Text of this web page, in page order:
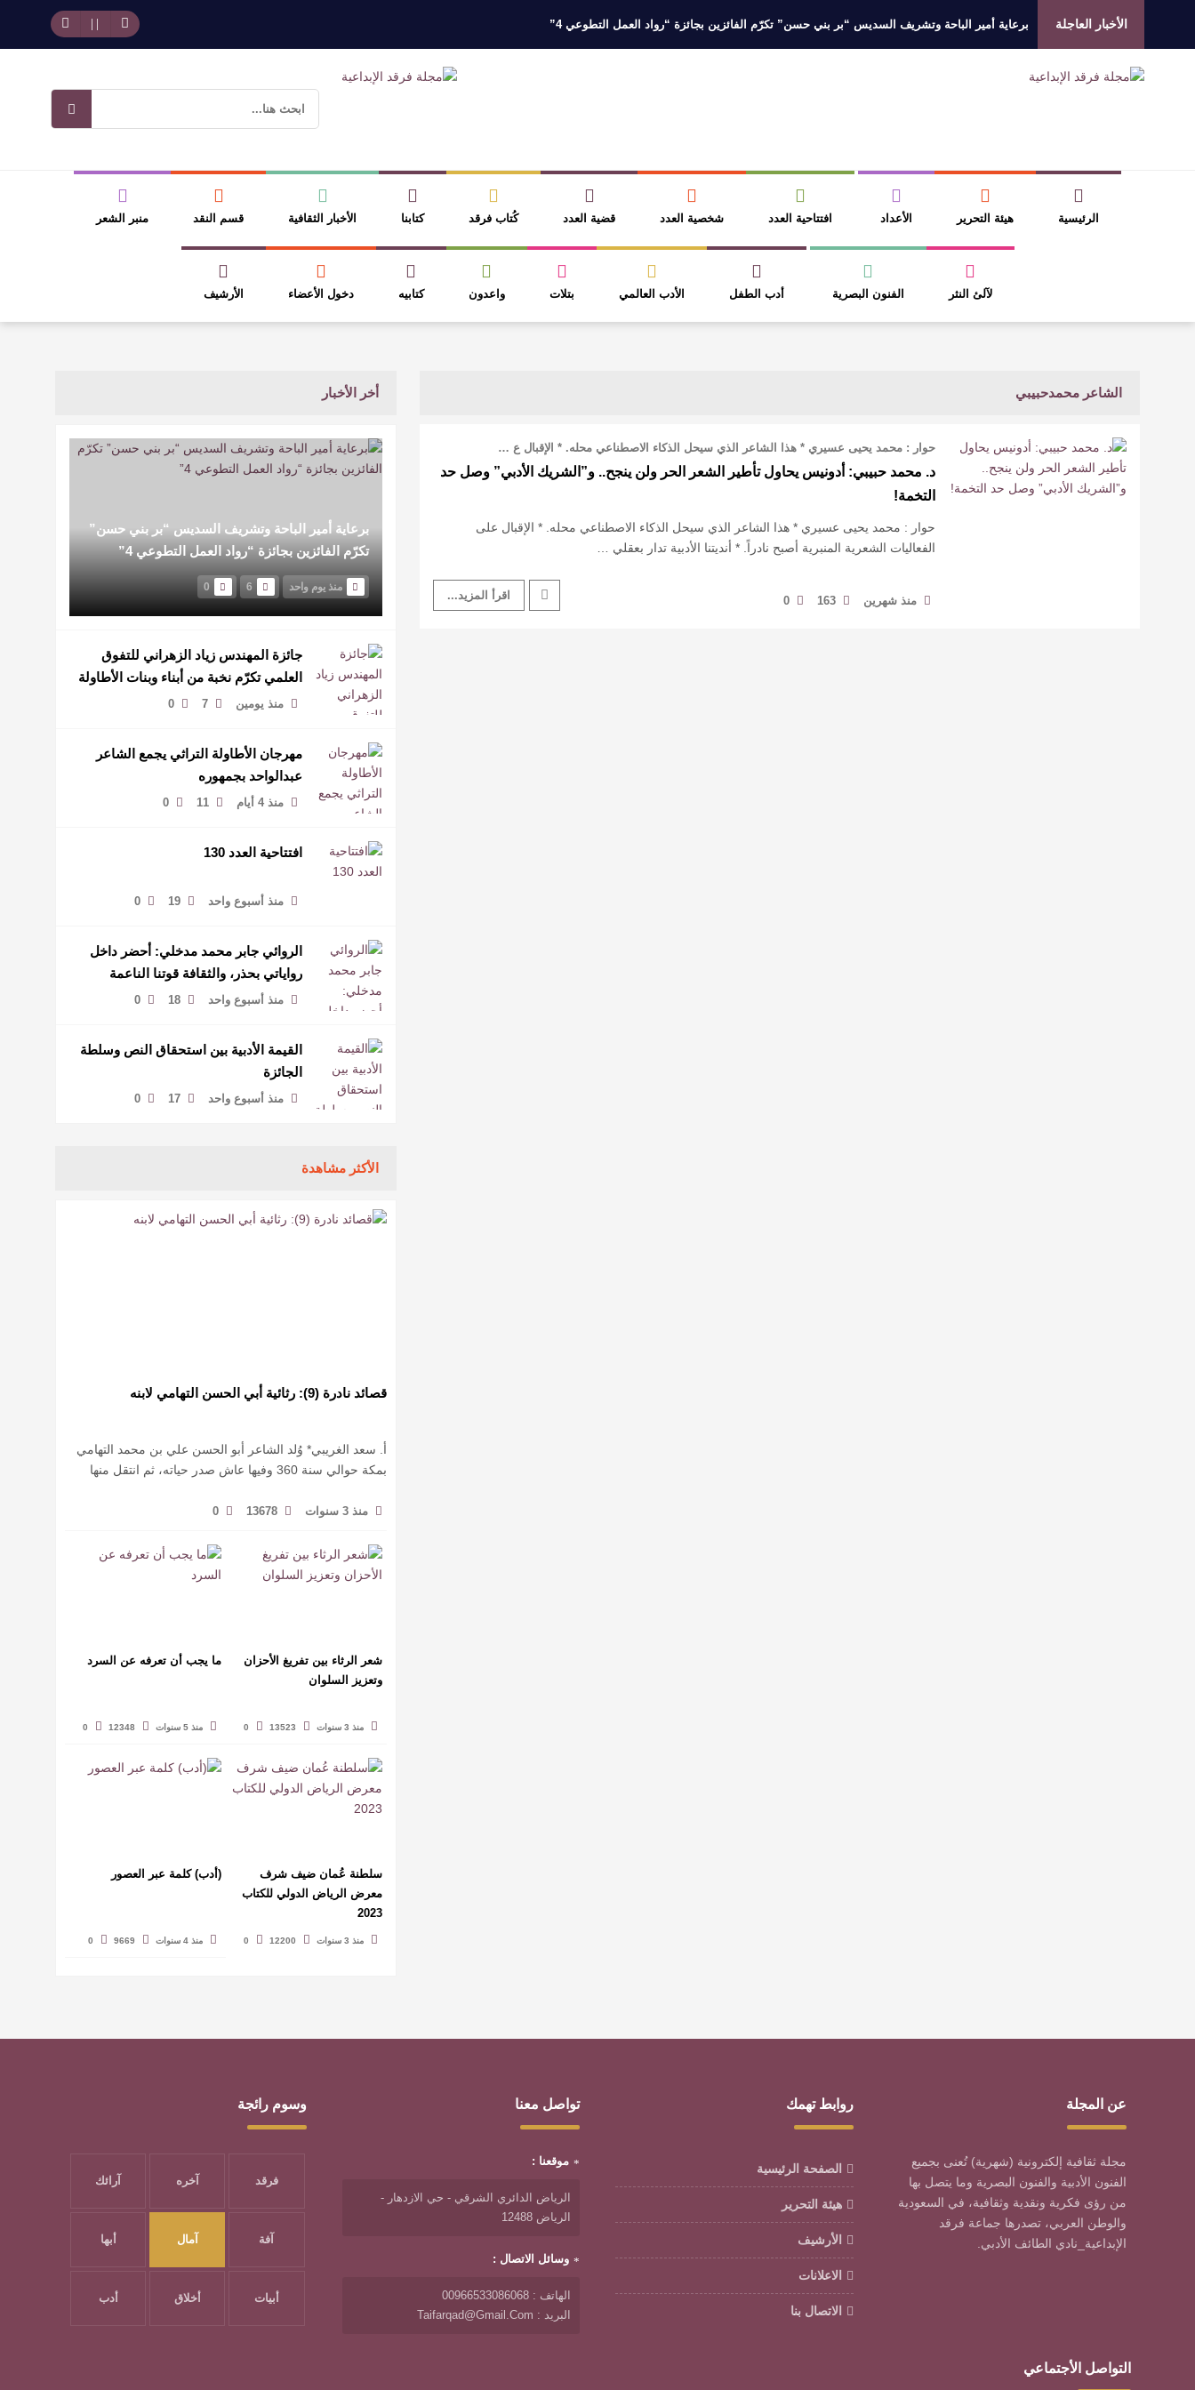
الأخبار العاجلة برعاية أمير الباحة وتشريف السديس “بر بني حسن” تكرّم الفائزين بجائزة “رواد العمل التطوعي 4”
مهرجان الأطاولة التراثي يجمع الشاعر عبدالواحد بجمهوره
​ اللون الأحمر وشاح سردية الأدب وسر رمزية النصوص آليات البناء الاستهلالي في رواية : ( على كف رتويت ) للدكتورة زينب الخضيري
الرئيسية هيئة التحرير الأعداد افتتاحية العدد شخصية العدد قضية العدد كُتاب فرقد كتابنا الأخبار الثقافية قسم النقد منبر الشعر
لآلئ النثر الفنون البصرية أدب الطفل الأدب العالمي بتلات واعدون كتابيه دخول الأعضاء الأرشيف
أخر الأخبار
برعاية أمير الباحة وتشريف السديس “بر بني حسن”
تكرّم الفائزين بجائزة “رواد العمل التطوعي 4”
منذ يوم واحد 6
0
جائزة المهندس زياد الزهراني للتفوق
العلمي تكرّم نخبة من أبناء وبنات الأطاولة
منذ يومين 7
0
مهرجان الأطاولة التراثي يجمع الشاعر
عبدالواحد بجمهوره
منذ 4 أيام 11
0
افتتاحية العدد 130
منذ أسبوع واحد 19
0
الروائي جابر محمد مدخلي: أحضر داخل
رواياتي بحذر، والثقافة قوتنا الناعمة
لمخاطبة العالم.
منذ أسبوع واحد 18
0
القيمة الأدبية بين استحقاق النص وسلطة
الجائزة
منذ أسبوع واحد 17
0
الأكثر مشاهدة
قصائد نادرة (9): رثائية أبي الحسن التهامي لابنه
أ. سعد الغريبي* وُلد الشاعر أبو الحسن علي بن محمد التهامي
بمكة حوالي سنة 360 وفيها عاش صدر حياته، ثم انتقل منها
منذ 3 سنوات 13678
0
شعر الرثاء بين تفريغ الأحزان
وتعزيز السلوان
منذ 3 سنوات 13523
0
ما يجب أن تعرفه عن السرد
منذ 5 سنوات 12348
0
سلطنة عُمان ضيف شرف
معرض الرياض الدولي للكتاب
2023
منذ 3 سنوات 12200
0
(أدب) كلمة عبر العصور
منذ 4 سنوات 9669
0
الشاعر محمدحبيبي
حوار : محمد يحيى عسيري * هذا الشاعر الذي سيحل الذكاء الاصطناعي محله. * الإقبال ع …
د. محمد حبيبي: أدونيس يحاول تأطير الشعر الحر ولن ينجح.. و”الشريك الأدبي” وصل حد
التخمة!
حوار : محمد يحيى عسيري * هذا الشاعر الذي سيحل الذكاء الاصطناعي محله. * الإقبال على
الفعاليات الشعرية المنبرية أصبح نادراً. * أنديتنا الأدبية تدار بعقلي …
منذ شهرين 163
0 اقرأ المزيد...
عن المجلة
مجلة ثقافية إلكترونية (شهرية) تُعنى بجميع
الفنون الأدبية والفنون البصرية وما يتصل بها
من رؤى فكرية ونقدية وثقافية، في السعودية
والوطن العربي، تصدرها جماعة فرقد
الإبداعية_نادي الطائف الأدبي.
روابط تهمك
الصفحة الرئيسية
هيئة التحرير
الأرشيف
الاعلانات
الاتصال بنا
تواصل معنا
موقعنا :
الرياض الدائري الشرقي - حي الازدهار -
الرياض 12488
وسائل الاتصال :
الهاتف : 00966533086068
البريد : Taifarqad@gmail.com
وسوم رائجة
فرقد آخره آرائك
آفة آمال أبها
أبيات أخلاق أدب
التواصل الأجتماعي